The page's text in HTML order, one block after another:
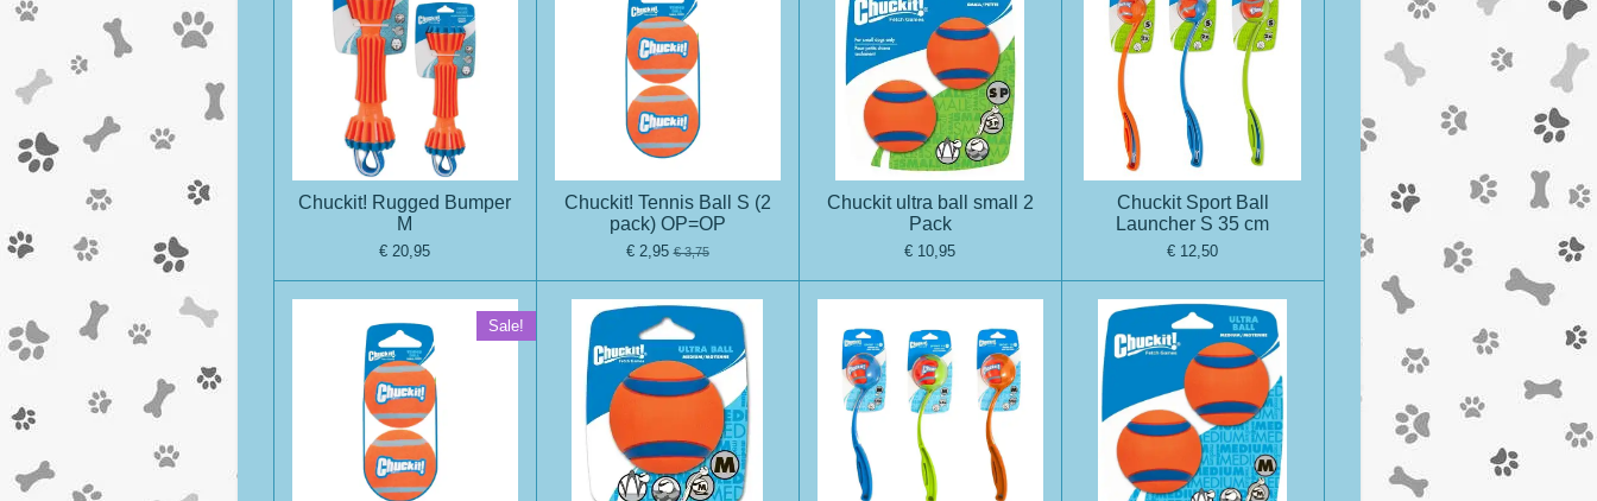
Chuckit! Rugged Bumper
M
€ 20,95
Chuckit! Tennis Ball S (2
pack) OP=OP
€ 2,95 € 3,75
Chuckit ultra ball small 2
Pack
€ 10,95
Chuckit Sport Ball
Launcher S 35 cm
€ 12,50
Sale!